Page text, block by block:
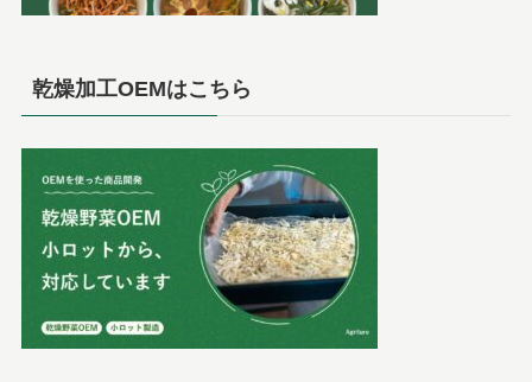
乾燥加工OEMはこちら